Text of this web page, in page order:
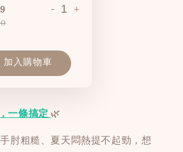
- +
加入購物車
一條搞定 🌿
肘粗糙、夏天悶熱提不起勁，想